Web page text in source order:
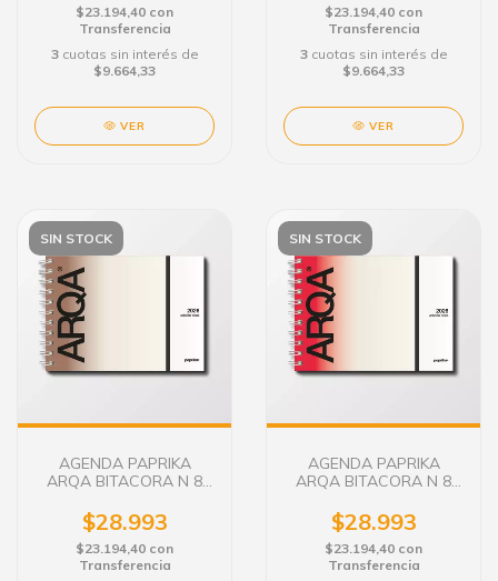
$23.194,40 con
Transferencia
3 cuotas sin interés de
$9.664,33
VER
$23.194,40 con
Transferencia
3 cuotas sin interés de
$9.664,33
VER
SIN STOCK
AGENDA PAPRIKA
ARQA BITACORA N 8
$28.993
$23.194,40 con
Transferencia
SIN STOCK
AGENDA PAPRIKA
ARQA BITACORA N 8
VELVET
$28.993
$23.194,40 con
Transferencia